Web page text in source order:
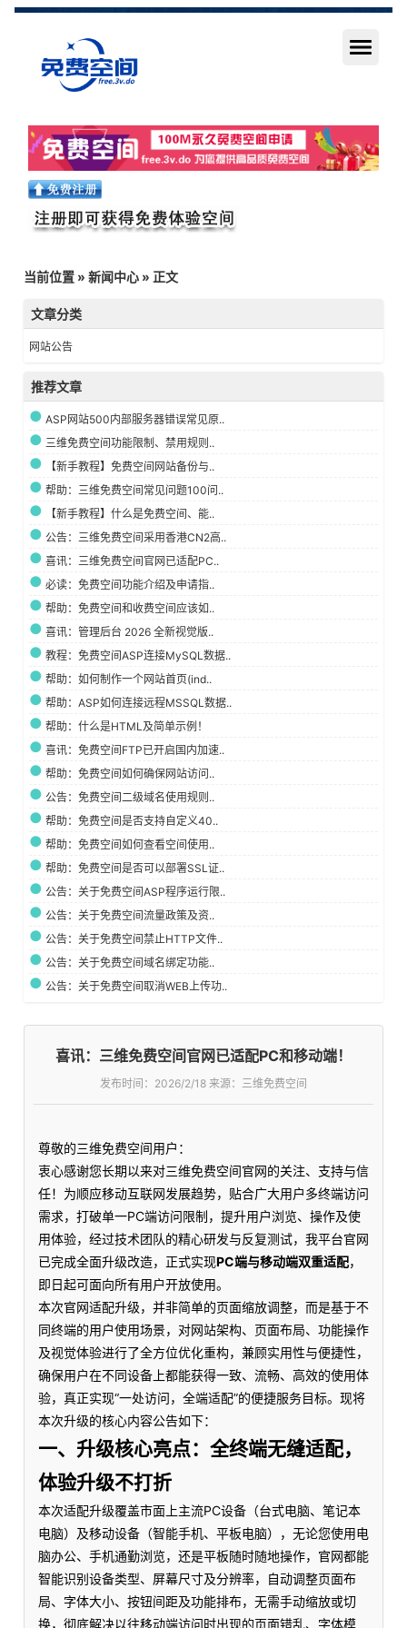
当前位置 » 新闻中心 » 正文
文章分类
网站公告
推荐文章
ASP网站500内部服务器错误常见原..
三维免费空间功能限制、禁用规则..
【新手教程】免费空间网站备份与..
帮助：三维免费空间常见问题100问..
【新手教程】什么是免费空间、能..
公告：三维免费空间采用香港CN2高..
喜讯：三维免费空间官网已适配PC..
必读：免费空间功能介绍及申请指..
帮助：免费空间和收费空间应该如..
喜讯：管理后台 2026 全新视觉版..
教程：免费空间ASP连接MySQL数据..
帮助：如何制作一个网站首页(ind..
帮助：ASP如何连接远程MSSQL数据..
帮助：什么是HTML及简单示例！
喜讯：免费空间FTP已开启国内加速..
帮助：免费空间如何确保网站访问..
公告：免费空间二级域名使用规则..
帮助：免费空间是否支持自定义40..
帮助：免费空间如何查看空间使用..
帮助：免费空间是否可以部署SSL证..
公告：关于免费空间ASP程序运行限..
公告：关于免费空间流量政策及资..
公告：关于免费空间禁止HTTP文件..
公告：关于免费空间域名绑定功能..
公告：关于免费空间取消WEB上传功..
喜讯：三维免费空间官网已适配PC和移动端！
发布时间： 2026/2/18 来源：三维免费空间
尊敬的三维免费空间用户：
衷心感谢您长期以来对三维免费空间官网的关注、支持与信
任！为顺应移动互联网发展趋势，贴合广大用户多终端访问
需求，打破单一PC端访问限制，提升用户浏览、操作及使
用体验，经过技术团队的精心研发与反复测试，我平台官网
已完成全面升级改造，正式实现PC端与移动端双重适配，
即日起可面向所有用户开放使用。
本次官网适配升级，并非简单的页面缩放调整，而是基于不
同终端的用户使用场景，对网站架构、页面布局、功能操作
及视觉体验进行了全方位优化重构，兼顾实用性与便捷性，
确保用户在不同设备上都能获得一致、流畅、高效的使用体
验，真正实现“一处访问，全端适配”的便捷服务目标。现将
本次升级的核心内容公告如下：
一、升级核心亮点：全终端无缝适配，
体验升级不打折
本次适配升级覆盖市面上主流PC设备（台式电脑、笔记本
电脑）及移动设备（智能手机、平板电脑），无论您使用电
脑办公、手机通勤浏览，还是平板随时随地操作，官网都能
智能识别设备类型、屏幕尺寸及分辨率，自动调整页面布
局、字体大小、按钮间距及功能排布，无需手动缩放或切
换，彻底解决以往移动端访问时出现的页面错乱、字体模